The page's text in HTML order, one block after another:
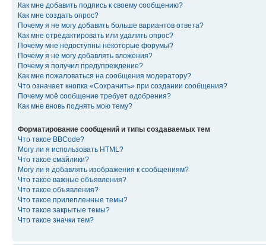
Как мне добавить подпись к своему сообщению?
Как мне создать опрос?
Почему я не могу добавить больше вариантов ответа?
Как мне отредактировать или удалить опрос?
Почему мне недоступны некоторые форумы?
Почему я не могу добавлять вложения?
Почему я получил предупреждение?
Как мне пожаловаться на сообщения модератору?
Что означает кнопка «Сохранить» при создании сообщения?
Почему моё сообщение требует одобрения?
Как мне вновь поднять мою тему?
Форматирование сообщений и типы создаваемых тем
Что такое BBCode?
Могу ли я использовать HTML?
Что такое смайлики?
Могу ли я добавлять изображения к сообщениям?
Что такое важные объявления?
Что такое объявления?
Что такое прилепленные темы?
Что такое закрытые темы?
Что такое значки тем?